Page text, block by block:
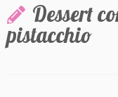
Dessert
pistacchio